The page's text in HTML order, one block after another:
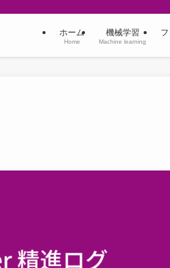
ホーム
Home
機械学習
Machine learning